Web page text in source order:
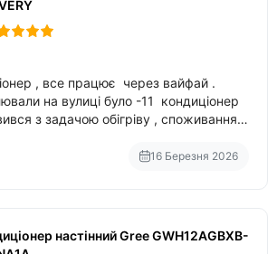
, все працює через вайфай .
на вулиці було -11 кондиціонер
з задачою обігріву , споживання
16 Березня 2026
настінний Gree GWH12AGBXB-